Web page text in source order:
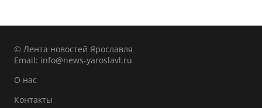
© Лента новостей Ярославля
Email: info@news-yaroslavl.ru
О нас
Контакты